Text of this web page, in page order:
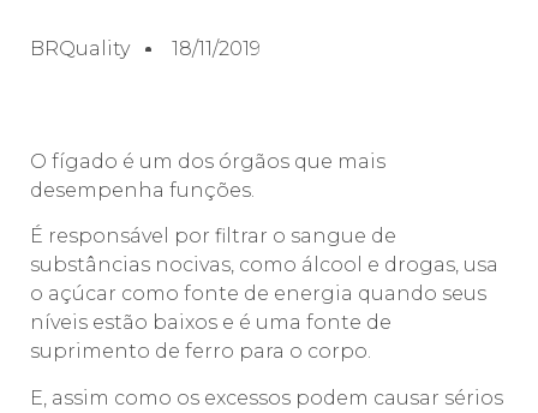
BRQuality 18/11/2019
O fígado é um dos órgãos que mais
desempenha funções.
É responsável por filtrar o sangue de
substâncias nocivas, como álcool e drogas, usa
o açúcar como fonte de energia quando seus
níveis estão baixos e é uma fonte de
suprimento de ferro para o corpo.
E, assim como os excessos podem causar sérios